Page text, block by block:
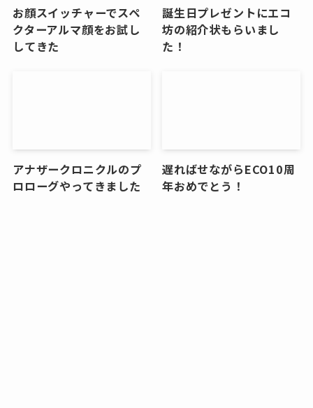
お顔スイッチャーでスペ
クターアルマ顔をお試し
してきた
誕生日プレゼントにエコ
坊の紹介状もらいまし
た！
アナザークロニクルのプ
ロローグやってきました
遅ればせながらECO10周
年おめでとう！